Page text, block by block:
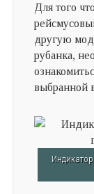
Для того
другую
рубанка,
выбранной